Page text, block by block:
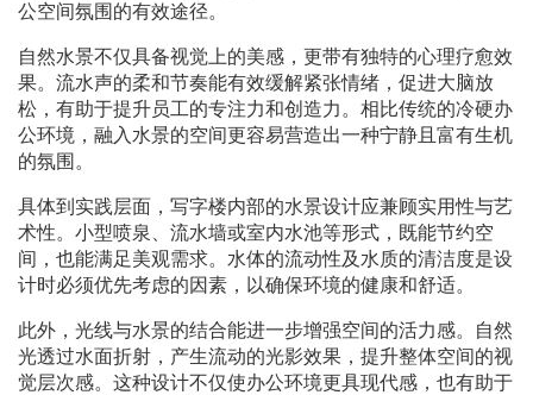
公空间氛围的有效途径。
自然水景不仅具备视觉上的美感，更带有独特的心理疗愈效
果。流水声的柔和节奏能有效缓解紧张情绪，促进大脑放
松，有助于提升员工的专注力和创造力。相比传统的冷硬办
公环境，融入水景的空间更容易营造出一种宁静且富有生机
的氛围。
具体到实践层面，写字楼内部的水景设计应兼顾实用性与艺
术性。小型喷泉、流水墙或室内水池等形式，既能节约空
间，也能满足美观需求。水体的流动性及水质的清洁度是设
计时必须优先考虑的因素，以确保环境的健康和舒适。
此外，光线与水景的结合能进一步增强空间的活力感。自然
光透过水面折射，产生流动的光影效果，提升整体空间的视
觉层次感。这种设计不仅使办公环境更具现代感，也有助于